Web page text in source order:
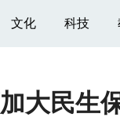
文化 科技
大民生